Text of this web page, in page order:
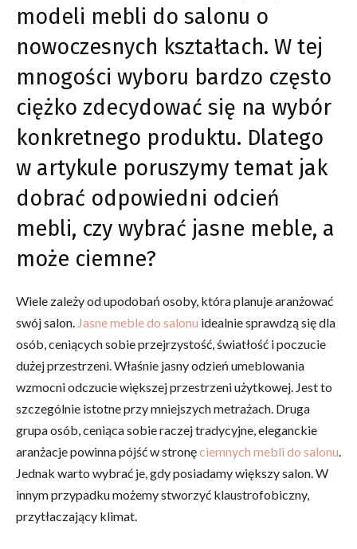
modeli mebli do salonu o
nowoczesnych kształtach. W tej
mnogości wyboru bardzo często
ciężko zdecydować się na wybór
konkretnego produktu. Dlatego
w artykule poruszymy temat jak
dobrać odpowiedni odcień
mebli, czy wybrać jasne meble, a
może ciemne?
Wiele zależy od upodobań osoby, która planuje aranżować
swój salon. Jasne meble do salonu idealnie sprawdzą się dla
osób, ceniących sobie przejrzystość, światłość i poczucie
dużej przestrzeni. Właśnie jasny odzień umeblowania
wzmocni odczucie większej przestrzeni użytkowej. Jest to
szczególnie istotne przy mniejszych metrażach. Druga
grupa osób, ceniąca sobie raczej tradycyjne, eleganckie
aranżacje powinna pójść w stronęciemnych mebli do salonu
Jednak warto wybrać je, gdy posiadamy większy salon. W
innym przypadku możemy stworzyć klaustrofobiczny,
przytłaczający klimat.